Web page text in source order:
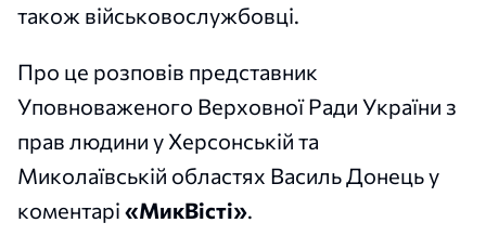
також військовослужбовці.
Про це розповів представник
Уповноваженого Верховної Ради України з
прав людини у Херсонській та
Миколаївській областях Василь Донець у
коментарі «МикВісті».